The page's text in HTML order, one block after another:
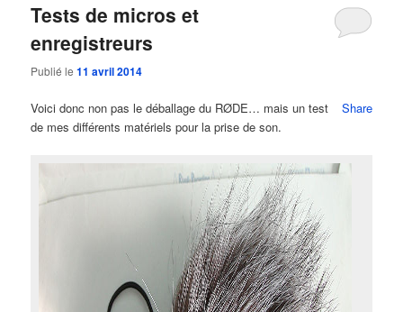
Tests de micros et
enregistreurs
Publié le11 avril 2014
Share
Voici donc non pas le déballage du RØDE… mais un test
de mes différents matériels pour la prise de son.